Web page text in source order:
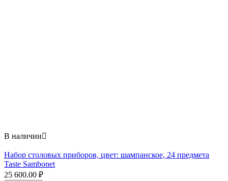
В наличии
Набор столовых приборов, цвет: шампанское, 24 предмета
Taste Sambonet
25 600.00 ₽